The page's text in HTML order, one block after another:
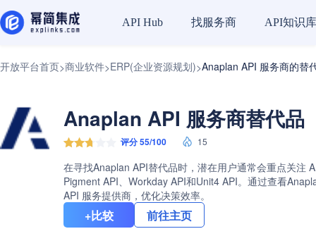
API Hub 找服务商 API知识库
开放平台首页>商业软件>ERP(企业资源规划)>Anaplan API 服务商的替
Anaplan API 服务商替代品
评分 55/100 15
在寻找Anaplan API替代品时，潜在用户通常会重点关注
Pigment API、Workday API和Unit4 API。通过查看
API 服务提供商，优化决策效率。
+比较 前往主页